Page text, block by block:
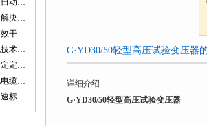
电力事故预防利器：全自动控温电缆热补机
矿用电缆硫化热补机：解决矿山电缆故障的新选择
全自动电缆干燥机：高效干燥，电缆质量
全自动温控电缆压号机技术革新：数字化标识的新趋势
全自动电缆热补机可设定定时功能，实现自动化热补
矿用电缆热补机：实现电缆故障修复的高效装置
全自动电缆压号机：迅速标识电缆的利器
G·YD30/50轻型高压试验变压器
详细介绍
G·YD30/50轻型高压试验变压器